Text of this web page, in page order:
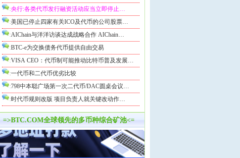
:央行:各类代币发行融资活动应当立即停止…
:美国已停止四家有关ICO及代币的公司股票…
:AIChain与洋洋访谈达成战略合作 AIChain…
:BTC-e为交换债务代币提供自由交易
:VISA CEO：代币制可能推动比特币普及发展…
:一代币和二代币优劣比较
:798中本聪广场第一次二代币/DAC圆桌会议…
:时代币规则改版 项目负责人就关键改动作…
=>BTC.COM全球领先的多币种综合矿池<=